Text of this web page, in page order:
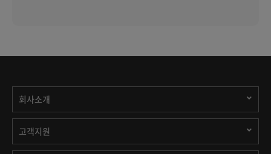
회사소개
고객지원